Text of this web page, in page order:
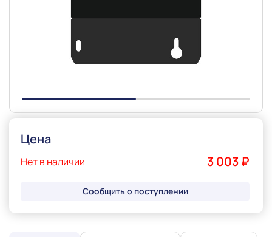
Цена
Нет в наличии 3 003 ₽
Сообщить о поступлении